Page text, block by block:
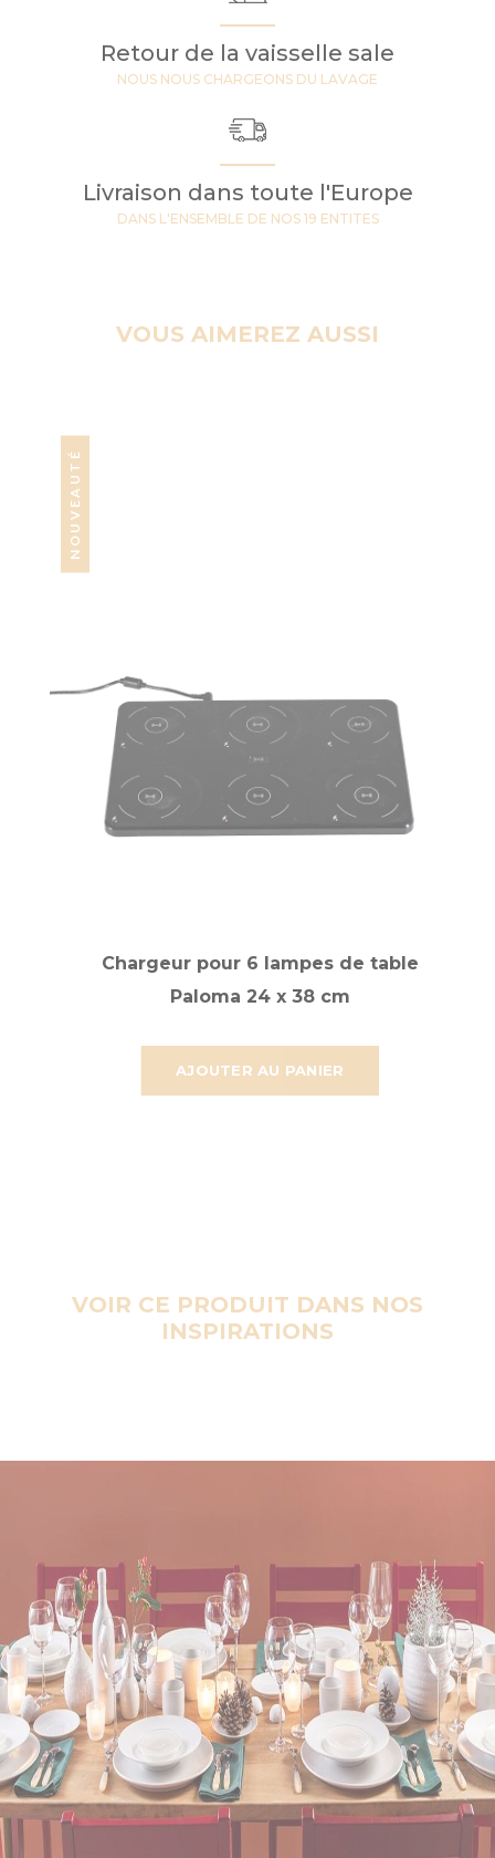
Retour de la vaisselle sale
NOUS NOUS CHARGEONS DU LAVAGE
Livraison dans toute l'Europe
DANS L'ENSEMBLE DE NOS 19 ENTITES
VOUS AIMEREZ AUSSI
NOUVEAUTÉ
AJOUTER AU PANIER
Chargeur pour 6 lampes de table
Paloma 24 x 38 cm
VOIR CE PRODUIT DANS NOS
INSPIRATIONS